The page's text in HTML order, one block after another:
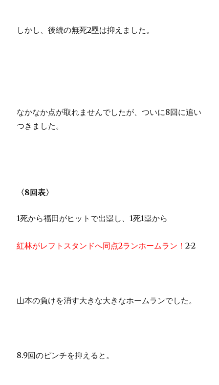
しかし、後続の無死2塁は抑えました。
なかなか点が取れませんでしたが、ついに8回に追い
つきました。
〈8回表〉
1死から福田がヒットで出塁し、1死1塁から
紅林がレフトスタンドへ同点2ランホームラン！2-2
山本の負けを消す大きな大きなホームランでした。
8.9回のピンチを抑えると。